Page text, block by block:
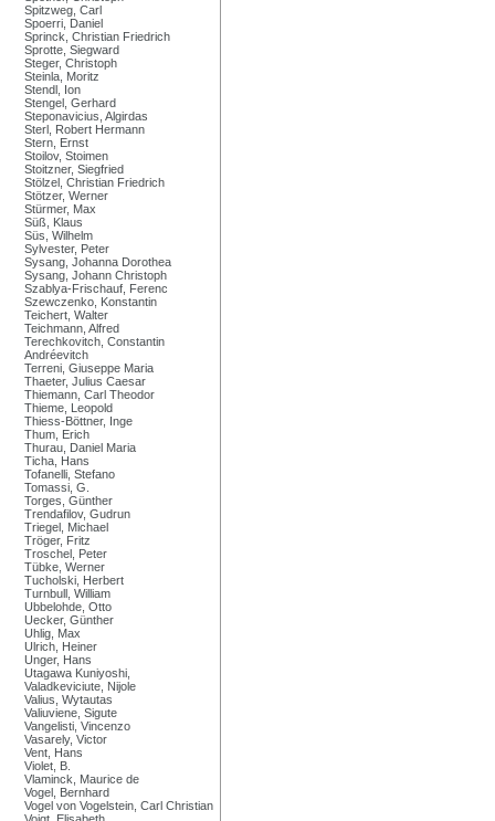
Spitzweg, Carl
Spoerri, Daniel
Sprinck, Christian Friedrich
Sprotte, Siegward
Steger, Christoph
Steinla, Moritz
Stendl, Ion
Stengel, Gerhard
Steponavicius, Algirdas
Sterl, Robert Hermann
Stern, Ernst
Stoilov, Stoimen
Stoitzner, Siegfried
Stölzel, Christian Friedrich
Stötzer, Werner
Stürmer, Max
Süß, Klaus
Süs, Wilhelm
Sylvester, Peter
Sysang, Johanna Dorothea
Sysang, Johann Christoph
Szablya-Frischauf, Ferenc
Szewczenko, Konstantin
Teichert, Walter
Teichmann, Alfred
Terechkovitch, Constantin
Andréevitch
Terreni, Giuseppe Maria
Thaeter, Julius Caesar
Thiemann, Carl Theodor
Thieme, Leopold
Thiess-Böttner, Inge
Thum, Erich
Thurau, Daniel Maria
Ticha, Hans
Tofanelli, Stefano
Tomassi, G.
Torges, Günther
Trendafilov, Gudrun
Triegel, Michael
Tröger, Fritz
Troschel, Peter
Tübke, Werner
Tucholski, Herbert
Turnbull, William
Ubbelohde, Otto
Uecker, Günther
Uhlig, Max
Ulrich, Heiner
Unger, Hans
Utagawa Kuniyoshi,
Valadkeviciute, Nijole
Valius, Wytautas
Valiuviene, Sigute
Vangelisti, Vincenzo
Vasarely, Victor
Vent, Hans
Violet, B.
Vlaminck, Maurice de
Vogel, Bernhard
Vogel von Vogelstein, Carl Christian